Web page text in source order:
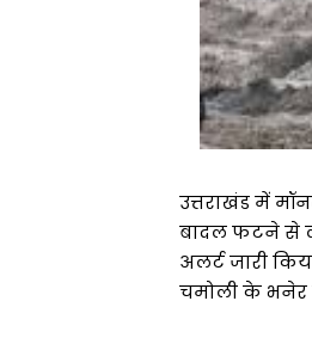
उत्तराखंड में
बादल फटने से
अलर्ट जारी
चमोली के भनेर